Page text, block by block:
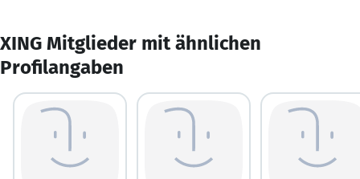
XING Mitglieder mit ähnlichen
Profilangaben